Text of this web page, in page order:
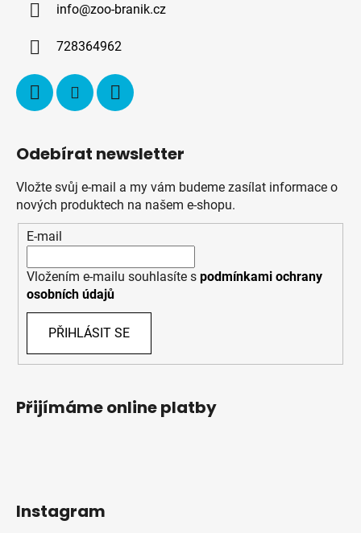
info@zoo-branik.cz
728364962
Odebírat newsletter
Vložte svůj e-mail a my vám budeme zasílat informace o
nových produktech na našem e-shopu.
E-mail
Vložením e-mailu souhlasíte s podmínkami ochrany
osobních údajů
PŘIHLÁSIT SE
Přijímáme online platby
Instagram